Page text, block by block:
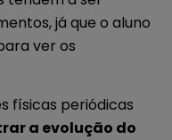
já que o aluno
ver os
físicas periódicas
a evolução do